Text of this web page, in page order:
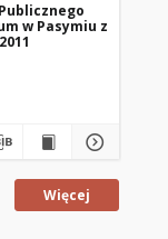
w Pasymiu z
Więcej